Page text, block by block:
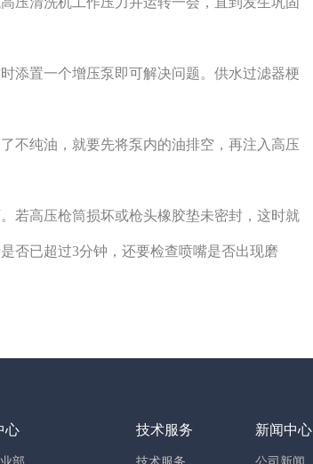
添置一个增压泵即可解决问题。供水过滤器梗
不纯油，就要先将泵内的油排空，再注入高压
若高压枪筒损坏或枪头橡胶垫未密封，这时就
否已超过3分钟，还要检查喷嘴是否出现磨
心 技术服务 新闻中心